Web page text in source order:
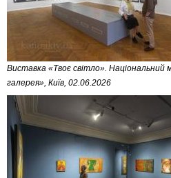
Виставка «Твоє світло». Національний
галерея», Київ, 02.06.2026